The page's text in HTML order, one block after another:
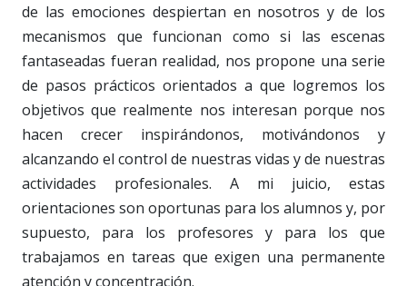
de las emociones despiertan en nosotros y de los
mecanismos que funcionan como si las escenas
fantaseadas fueran realidad, nos propone una serie
de pasos prácticos orientados a que logremos los
objetivos que realmente nos interesan porque nos
hacen crecer inspirándonos, motivándonos y
alcanzando el control de nuestras vidas y de nuestras
actividades profesionales. A mi juicio, estas
orientaciones son oportunas para los alumnos y, por
supuesto, para los profesores y para los que
trabajamos en tareas que exigen una permanente
atención y concentración.